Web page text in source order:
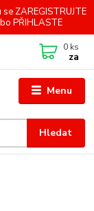
ZAREGISTRUJTE
PŘIHLASTE
Menu
Hledat
0 ks
za